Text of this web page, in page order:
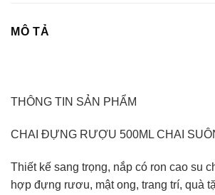
MÔ TẢ
THÔNG TIN SẢN PHẨM
CHAI ĐỰNG RƯỢU 500ML CHAI
Thiết kế sang trọng, nắp có ron cao su
hợp đựng rươu, mật ong, trang trí, quà